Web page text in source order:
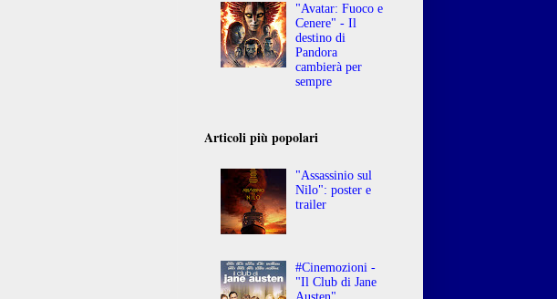
"Avatar: Fuoco e
Cenere" - Il
destino di
Pandora
cambierà per
sempre
Articoli più popolari
"Assassinio sul
Nilo": poster e
trailer
#Cinemozioni -
"Il Club di Jane